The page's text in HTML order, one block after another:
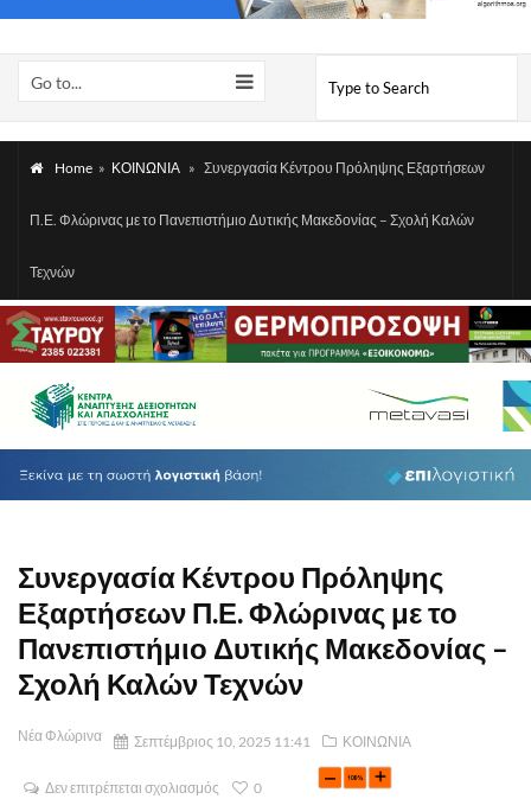
Go to...
Home » ΚΟΙΝΩΝΙΑ » Συνεργασία Κέντρου Πρόληψης Εξαρτήσεων
Π.Ε. Φλώρινας με το Πανεπιστήμιο Δυτικής Μακεδονίας – Σχολή Καλών
Τεχνών
Συνεργασία Κέντρου Πρόληψης
Εξαρτήσεων Π.Ε. Φλώρινας με το
Πανεπιστήμιο Δυτικής Μακεδονίας –
Σχολή Καλών Τεχνών
Νέα Φλώρινα Σεπτέμβριος 10, 2025 11:41 ΚΟΙΝΩΝΙΑ
Δεν επιτρέπεται σχολιασμός 0